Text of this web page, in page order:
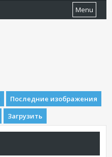
Menu
Последние изображения
Загрузить